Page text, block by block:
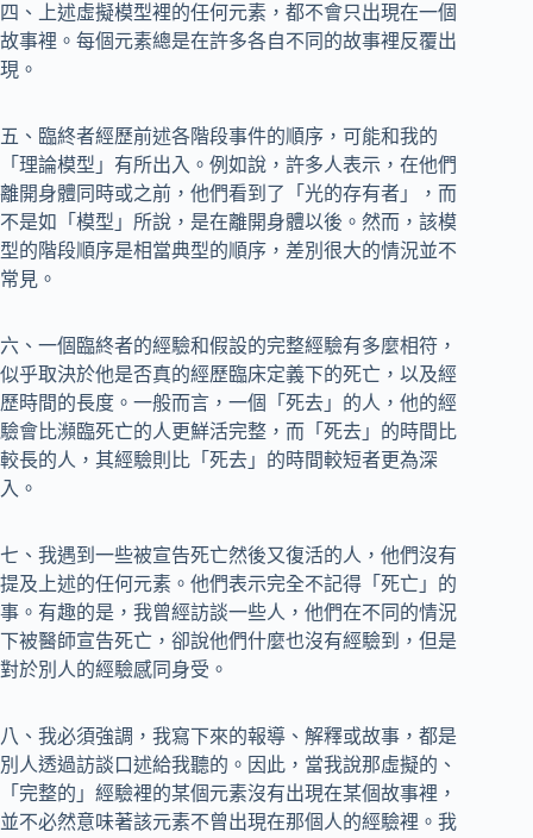
四、上述虛擬模型裡的任何元素，都不會只出現在一個
故事裡。每個元素總是在許多各自不同的故事裡反覆出
現。
五、臨終者經歷前述各階段事件的順序，可能和我的
「理論模型」有所出入。例如說，許多人表示，在他們
離開身體同時或之前，他們看到了「光的存有者」，而
不是如「模型」所說，是在離開身體以後。然而，該模
型的階段順序是相當典型的順序，差別很大的情況並不
常見。
六、一個臨終者的經驗和假設的完整經驗有多麼相符，
似乎取決於他是否真的經歷臨床定義下的死亡，以及經
歷時間的長度。一般而言，一個「死去」的人，他的經
驗會比瀕臨死亡的人更鮮活完整，而「死去」的時間比
較長的人，其經驗則比「死去」的時間較短者更為深
入。
七、我遇到一些被宣告死亡然後又復活的人，他們沒有
提及上述的任何元素。他們表示完全不記得「死亡」的
事。有趣的是，我曾經訪談一些人，他們在不同的情況
下被醫師宣告死亡，卻說他們什麼也沒有經驗到，但是
對於別人的經驗感同身受。
八、我必須強調，我寫下來的報導、解釋或故事，都是
別人透過訪談口述給我聽的。因此，當我說那虛擬的、
「完整的」經驗裡的某個元素沒有出現在某個故事裡，
並不必然意味著該元素不曾出現在那個人的經驗裡。我